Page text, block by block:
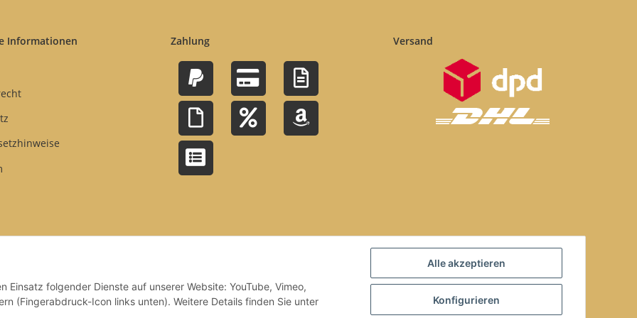
Alle akzeptieren
Konfigurieren
Einsatz folgender Dienste auf unserer Website: YouTube, Vimeo,
(Fingerabdruck-Icon links unten). Weitere Details finden Sie unter
Informationen Zahlung Versand